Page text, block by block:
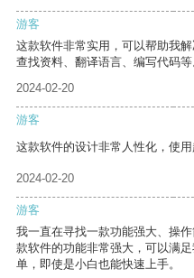
游客
这款软件非常实用，可以帮助我
查找资料、翻译语言、编写代码等
2024-02-20
游客
这款软件的设计非常人性化，使用
2024-02-20
游客
我一直在寻找一款功能强大、操
款软件的功能非常强大，可以满
单，即使是小白也能快速上手。